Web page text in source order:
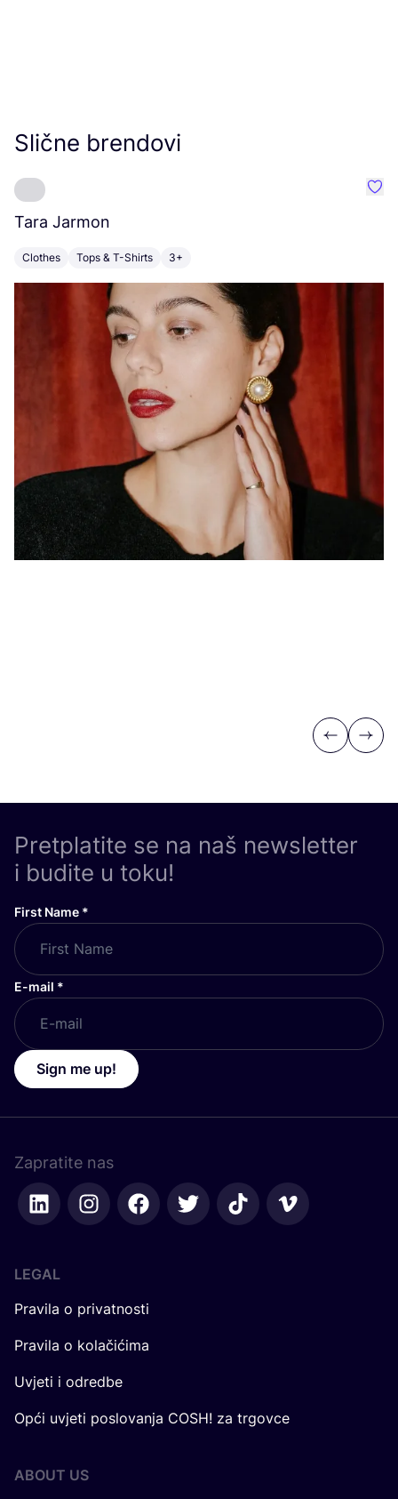
Slične brendovi
Tara Jarmon
Clothes Tops & T-Shirts 3+
Previous
Next
Pretplatite se na naš newsletter
i budite u toku!
First Name *
E-mail *
Sign me up!
Zapratite nas
LEGAL
Pravila o privatnosti
Pravila o kolačićima
Uvjeti i odredbe
Opći uvjeti poslovanja COSH! za trgovce
ABOUT US